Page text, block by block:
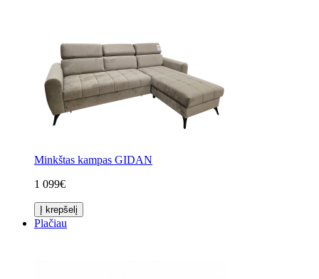
Minkštas kampas GIDAN
1 099€
Į krepšelį
Plačiau